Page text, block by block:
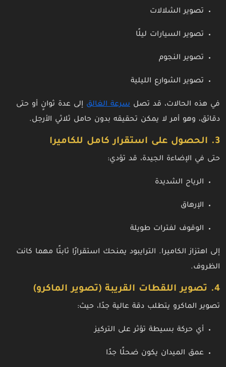
تصوير الشلالات
تصوير السيارات ليلًا
تصوير النجوم
تصوير الشوارع الليلية
في هذه الحالات، قد تصل سرعة الغالق إلى عدة ثوانٍ أو حتى
دقائق، وهو أمر لا يمكن تحقيقه بدون حامل ثلاثي الأرجل.
3. الحصول على استقرار كامل للكاميرا
حتى في الإضاءة الجيدة، قد تؤدي:
الرياح الشديدة
الإرهاق
الوقوف لفترات طويلة
إلى اهتزاز الكاميرا. الترايبود يمنحك استقرارًا ثابتًا مهما كانت
الظروف.
4. تصوير اللقطات القريبة (تصوير الماكرو)
تصوير الماكرو يتطلب دقة عالية جدًا، حيث:
أي حركة بسيطة تؤثر على التركيز
عمق الميدان يكون ضحلًا جدًا